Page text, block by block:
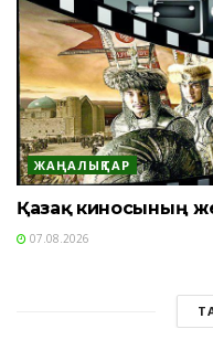
ЖАҢАЛЫҚТАР
Қазақ киносының
07.08.2026